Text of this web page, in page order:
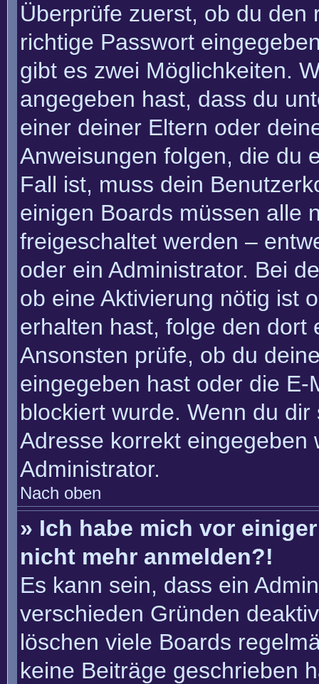
Überprüfe zuerst, ob du den
richtige Passwort
gibt es zwei Möglichkeiten.
angegeben hast, dass du
einer deiner Eltern oder
Anweisungen folgen, die du
Fall ist, muss dein
einigen Boards müssen alle
freigeschaltet werden –
oder ein Administrator. Bei
ob eine Aktivierung nötig ist
erhalten hast, folge den dort
Ansonsten prüfe, ob du
eingegeben hast oder die
blockiert wurde. Wenn du
Adresse korrekt
Administrator.
Nach oben
» Ich habe mich vor
nicht mehr anmelden?!
Es kann sein, dass ein
verschieden Gründen
löschen viele Boards
keine Beiträge geschrieben